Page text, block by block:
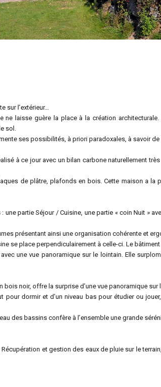
sur l’extérieur…
ne laisse guère la place à la création
sol.
ses possibilités, à priori paradoxales, à savoir
à ce jour avec un bilan carbone naturellement
de plâtre, plafonds en bois. Cette maison a la
partie Séjour / Cuisine, une partie « coin Nuit »
présentant ainsi une organisation cohérente et
se place perpendiculairement à celle-ci. Le
une vue panoramique sur le lointain. Elle
bois noir, offre la surprise d’une vue panoramique
dormir et d’un niveau bas pour étudier ou
des bassins confère à l’ensemble une grande
et gestion des eaux de pluie sur le